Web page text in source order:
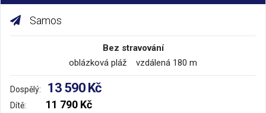
Samos
Bez stravování
oblázková pláž vzdálená 180 m
Dospělý: 13 590 Kč
Dítě: 11 790 Kč